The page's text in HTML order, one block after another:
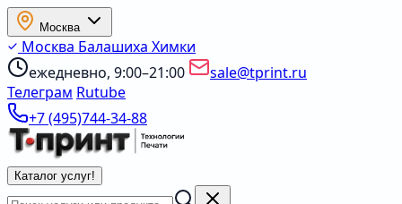
Москва
Москва Балашиха Химки
ежедневно, 9:00–21:00
sale@tprint.ru
Телеграм Rutube
+7 (495)744-34-88
Каталог услуг!